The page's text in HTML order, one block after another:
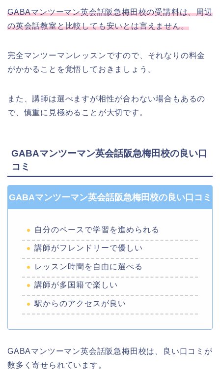
GABAマンツーマン英会話阪急梅田校の受講料は、周辺
の英会話教室と比較しても安いとは言えません。
完全マンツーマンレッスンですので、それなりの料金
がかかることを覚悟しておきましょう。
また、講師は選べますが相性が合わない場合もあるの
で、慎重に見極めることが大切です。
GABAマンツーマン英会話阪急梅田校の良い口
コミ
GABAマンツーマン英会話阪急梅田校の良い口コミ
自分のペースで学習を進められる
講師がフレンドリーで優しい
レッスン時間を自由に選べる
講師が多国籍で楽しい
駅からのアクセスが良い
GABAマンツーマン英会話阪急梅田校は、良い口コミが
数多く寄せられています。